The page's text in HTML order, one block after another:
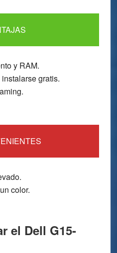
y RAM.
gratis.
color.
el Dell G15-